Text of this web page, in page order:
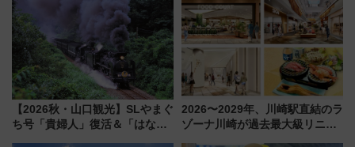
送の目覚まし時計など通販・販
売店舗まとめ
「第2弾」も
【2026秋・山口観光】SLやまぐ
ち号「貴婦人」復活＆「はなあ
2026〜2029年、川崎駅直結のラ
ゾーナ川崎が過去最大級リニュ